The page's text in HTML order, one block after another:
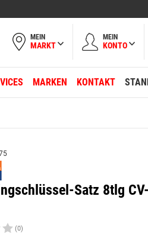
MEIN
MARKT
MEIN
KONTO
MARKEN KONTAKT
Satz 8tlg
(0)